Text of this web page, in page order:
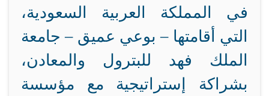
في المملكة العربية السعودية،
التي أقامتها – بوعي عميق – جامعة
الملك فهد للبترول والمعادن،
بشراكة إستراتيجية مع مؤسسة